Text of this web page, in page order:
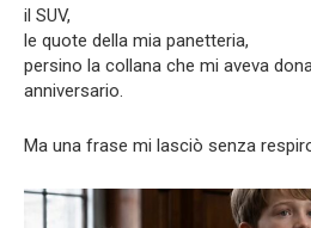
il SUV,
le quote della mia panetteria,
persino la collana che mi aveva
anniversario.
Ma una frase mi lasciò senza